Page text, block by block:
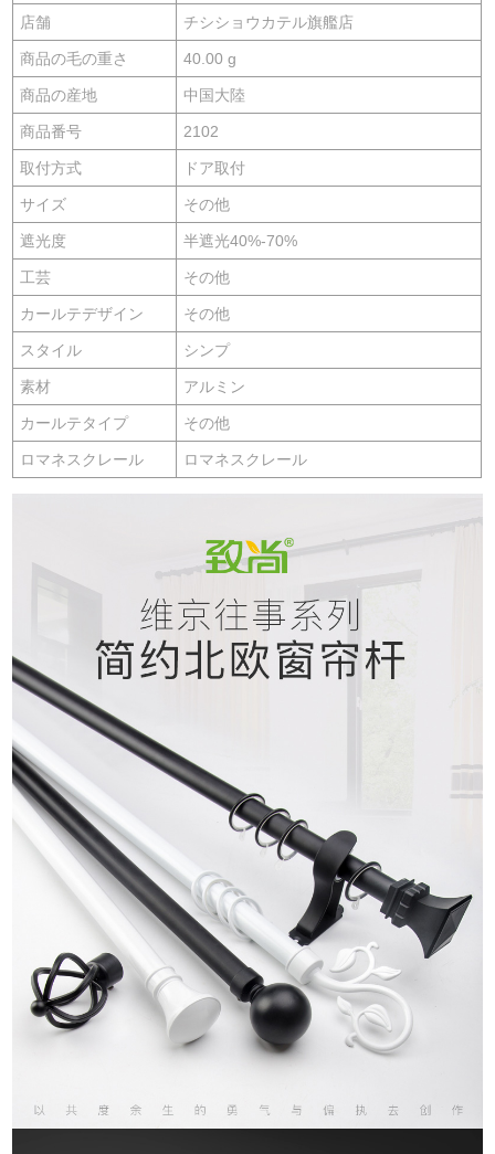
店舗 チシショウカテル旗艦店
商品の毛の重さ 40.00 g
商品の産地 中国大陸
商品番号 2102
取付方式 ドア取付
サイズ その他
遮光度 半遮光40%-70%
工芸 その他
カールテデザイン その他
スタイル シンプ
素材 アルミン
カールテタイプ その他
ロマネスクレール ロマネスクレール